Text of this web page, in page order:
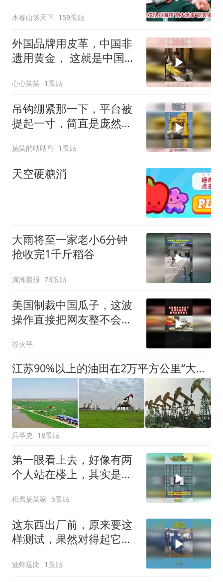
木春山谈天下 159跟贴
外国品牌用皮革，中国非
遗用黄金， 这就是中国手
心心笑笑 1跟贴
吊钩绷紧那一下，平台被
提起一寸，简直是庞然大
搞笑的咕咕鸟 1跟贴
天空硬糖消
大雨将至一家老小6分钟
抢收完1千斤稻谷
潇湘晨报 73跟贴
美国制裁中国瓜子，这波
操作直接把网友整不会了
谷火平
江苏90%以上的油田在2万平方公里“大坑”中，为什么这里石油多？
兵卒史 18跟贴
第一眼看上去，好像有两
个人站在楼上，其实是海
松离搞笑家 5跟贴
这东西出厂前，原来要这
样测试，果然对得起它的
油炸逗比 1跟贴